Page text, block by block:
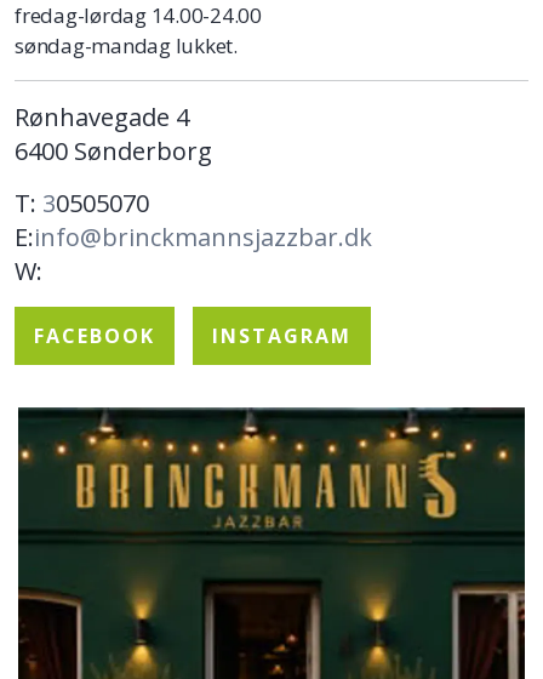
fredag-lørdag 14.00-24.00
søndag-mandag lukket.
Rønhavegade 4
6400 Sønderborg
T: 30505070
E:info@brinckmannsjazzbar.dk
W:
FACEBOOK INSTAGRAM